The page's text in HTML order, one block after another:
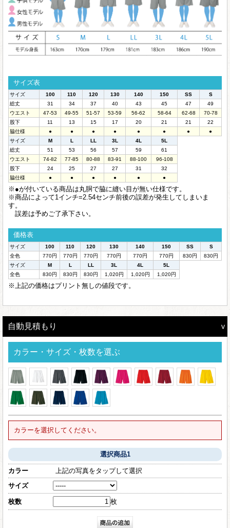
サイズ表
サイズ 100 110 120 130 140 150 SS
S
総丈
31 34 37 40 43 45 47
49
ウエスト
47-53 49-55 51-57 53-59 56-62 58-64 62-68
70-78
股下
11 13 15 17 20 21 21
22
脇仕様
● ● ● ● ● ● ●
●
サイズ
M L LL 3L 4L
5L
総丈
51 53 56 57 59
61
ウエスト
74-82 77-85 80-88 83-91 88-100
96-108
股下
24 25 27 27 31
32
脇仕様
● ● ● ● ● ●
※●が付いている商品は丸胴で脇に縫い目が無い仕様です。
※商品によって1インチ=2.54センチ前後の誤差が発生してしまいま
す。
誤差は予めご了承下さい。
価格表
サイズ 100 110 120 130 140 150 SS
S
全色
770円 770円 770円 770円 770円 770円 830円
830円
サイズ
M L LL 3L 4L
5L
全色
830円 830円 830円 1,020円 1,020円 1,020円
※上記の価格はプリント無しの値段です。
自動見積もり
カラー・サイズ・枚数を選ぶ
カラーを選択してください。
選択商品1
カラー
上記の写真をタップして選択
サイズ
枚数 枚